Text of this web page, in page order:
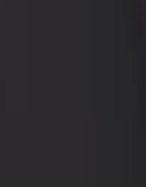
Bolt para